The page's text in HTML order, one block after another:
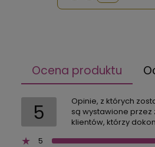
Ocena produktu
5
Opinie, z których
są wystawione
klientów, którzy
5